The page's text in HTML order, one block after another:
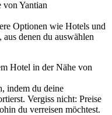
von Yantian
Optionen wie Hotels und
denen du auswählen
Hotel in der Nähe von
indem du deine
Vergiss nicht: Preise
du verreisen möchtest.